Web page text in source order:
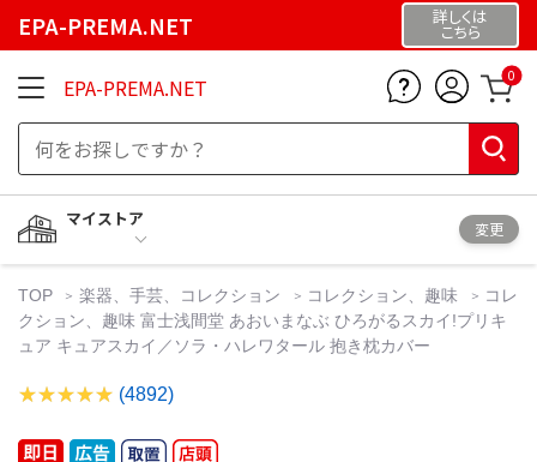
EPA-PREMA.NET 詳しくは
こちら
EPA-PREMA.NET 0
マイストア
変更
TOP 楽器、手芸、コレクション コレクション、趣味
コレ
クション、趣味 富士浅間堂 あおいまなぶ ひろがるスカイ!プリキ
ュア キュアスカイ／ソラ・ハレワタール 抱き枕カバー
(4892)